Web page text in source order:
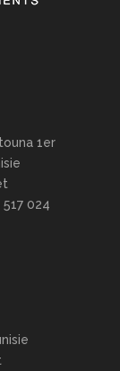
1er
517 024